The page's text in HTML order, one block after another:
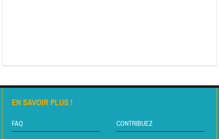
EN SAVOIR PLUS !
FAQ CONTRIBUEZ